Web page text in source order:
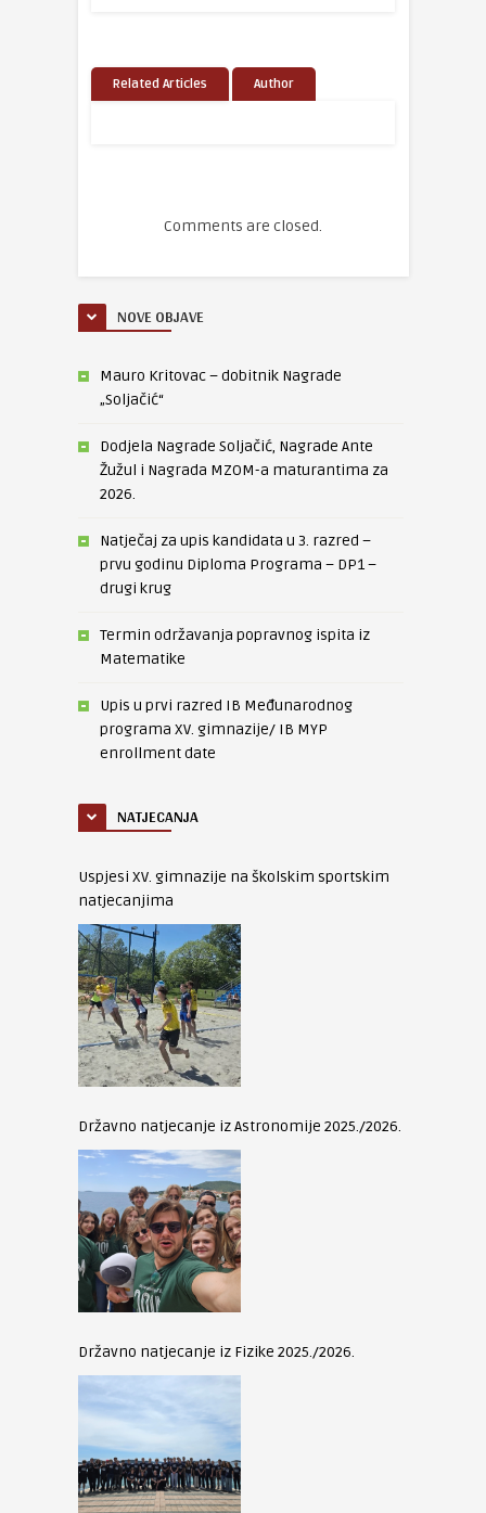
Related Articles Author
Comments are closed.
NOVE OBJAVE
Mauro Kritovac – dobitnik Nagrade
„Soljačić“
Dodjela Nagrade Soljačić, Nagrade Ante
Žužul i Nagrada MZOM-a maturantima za
2026.
Natječaj za upis kandidata u 3. razred –
prvu godinu Diploma Programa – DP1 –
drugi krug
Termin održavanja popravnog ispita iz
Matematike
Upis u prvi razred IB Međunarodnog
programa XV. gimnazije/ IB MYP
enrollment date
NATJECANJA
Uspjesi XV. gimnazije na školskim sportskim
natjecanjima
Državno natjecanje iz Astronomije 2025./2026.
Državno natjecanje iz Fizike 2025./2026.